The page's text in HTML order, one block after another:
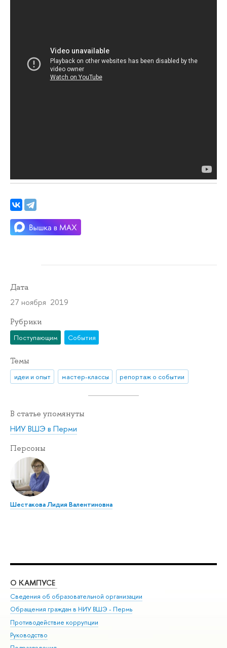
Дата
27 ноября 2019
Рубрики
Поступающим События
Темы
идеи и опыт мастер-классы репортаж о событии
В статье упомянуты
НИУ ВШЭ в Перми
Персоны
Шестакова Лидия Валентиновна
О КАМПУСЕ
Сведения об образовательной организации
Обращения граждан в НИУ ВШЭ - Пермь
Противодействие коррупции
Руководство